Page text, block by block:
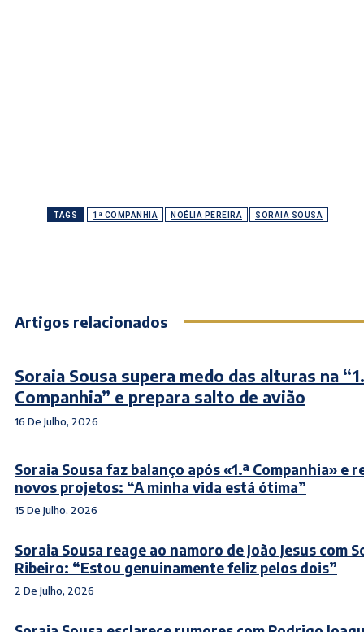
TAGS 1ª COMPANHIA NOÉLIA PEREIRA SORAIA SOUSA
Artigos relacionados
Soraia Sousa supera medo das alturas na
Companhia” e prepara salto de avião
16 De Julho, 2026
Soraia Sousa faz balanço após «1.ª Companhia» e
novos projetos: “A minha vida está ótima”
15 De Julho, 2026
Soraia Sousa reage ao namoro de João Jesus com
Ribeiro: “Estou genuinamente feliz pelos dois”
2 De Julho, 2026